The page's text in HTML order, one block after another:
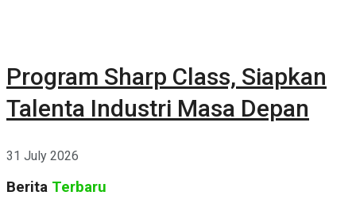
Program Sharp Class, Siapkan
Talenta Industri Masa Depan
31 July 2026
Berita Terbaru